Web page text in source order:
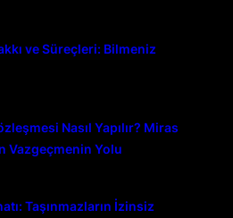
ve Süreçleri: Bilmeniz
Nasıl Yapılır? Miras
Vazgeçmenin Yolu
Taşınmazların İzinsiz